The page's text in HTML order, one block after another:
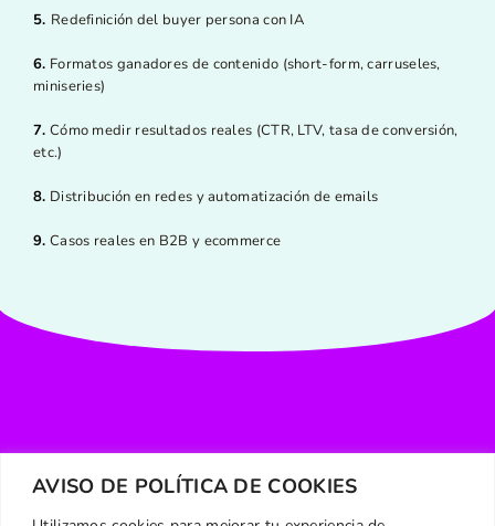
AVISO DE POLÍTICA DE COOKIES
5. Redefinición del buyer persona con IA
6. Formatos ganadores de contenido (short-form, carruseles,
miniseries)
7. Cómo medir resultados reales (CTR, LTV, tasa de conversión,
etc.)
8. Distribución en redes y automatización de emails
9. Casos reales en B2B y ecommerce
¿Listo para dejar de publicar sin
resultados?